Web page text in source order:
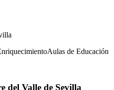
Aulas de Educación
del Valle de Sevilla